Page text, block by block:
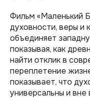
Фильм «Маленький
духовности, веры и
объединяет
показывая, как
найти отклик в
переплетение
показывает, что
универсальны и вне